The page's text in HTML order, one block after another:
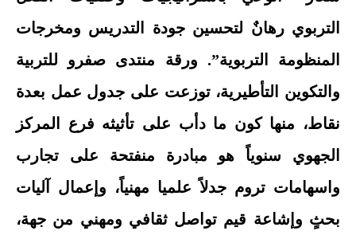
التربوي رهانٌ لتحسين جودة التدريس ومخرجات
المنظومة التربوية”. ورقة منتدى صفرو للتربية
والتكوين التأطيرية، توزعت على جدول عمل بعدة
نقاط، منها كون ما دأب على تأثيثه فرع المركز
الجهوي سنوياً هو مبادرة منفتحة على تجارب
واسهامات تروم جدلاً علميا مهنياً، وإعمال آليات
بحثٍ وإشاعة قيم تواصل ثقافي ومهني من جهة،